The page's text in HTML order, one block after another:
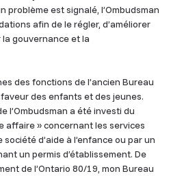
problème est signalé, l’Ombudsman
afin de le régler, d’améliorer
gouvernance et la
des fonctions de l’ancien Bureau
des enfants et des jeunes.
l’Ombudsman a été investi du
affaire » concernant les services
d’aide à l’enfance ou par un
un permis d’établissement. De
de l’Ontario 80/19, mon Bureau